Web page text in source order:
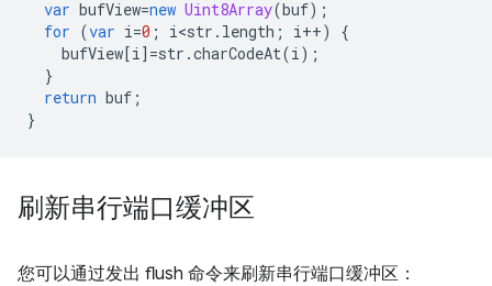
var bufView=new Uint8Array(buf);
for (var i=0 ; i<str . length ; i++)
{
bufView[i] =str .charCodeAt(i);
}
return buf ;
}
刷新串行端口缓冲区
您可以通过发出 flush 命令来刷新串行端口缓冲区：